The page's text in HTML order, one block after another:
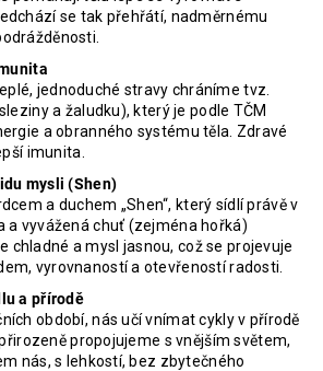
se tak přehřátí, nadměrnému
jednoduché stravy chráníme tvz.
a žaludku), který je podle TČM
a obranného systému těla. Zdravé
imunita.
mysli (Shen)
a duchem „Shen“, který sídlí právě v
a vyvážená chuť (zejména hořká)
chladné a mysl jasnou, což se projevuje
vyrovnaností a otevřeností radosti.
a přírodě
období, nás učí vnímat cykly v přírodě
propojujeme s vnějším světem,
nás, s lehkostí, bez zbytečného